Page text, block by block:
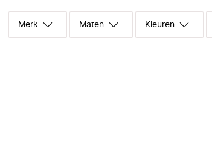
Merk Maten Kleuren